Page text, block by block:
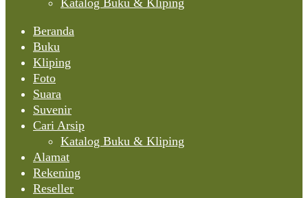
Katalog Buku & Kliping
Beranda
Buku
Kliping
Foto
Suara
Suvenir
Cari Arsip
Katalog Buku & Kliping
Alamat
Rekening
Reseller